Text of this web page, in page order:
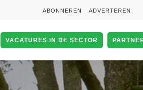
ABONNEREN ADVERTEREN
VACATURES IN DE SECTOR